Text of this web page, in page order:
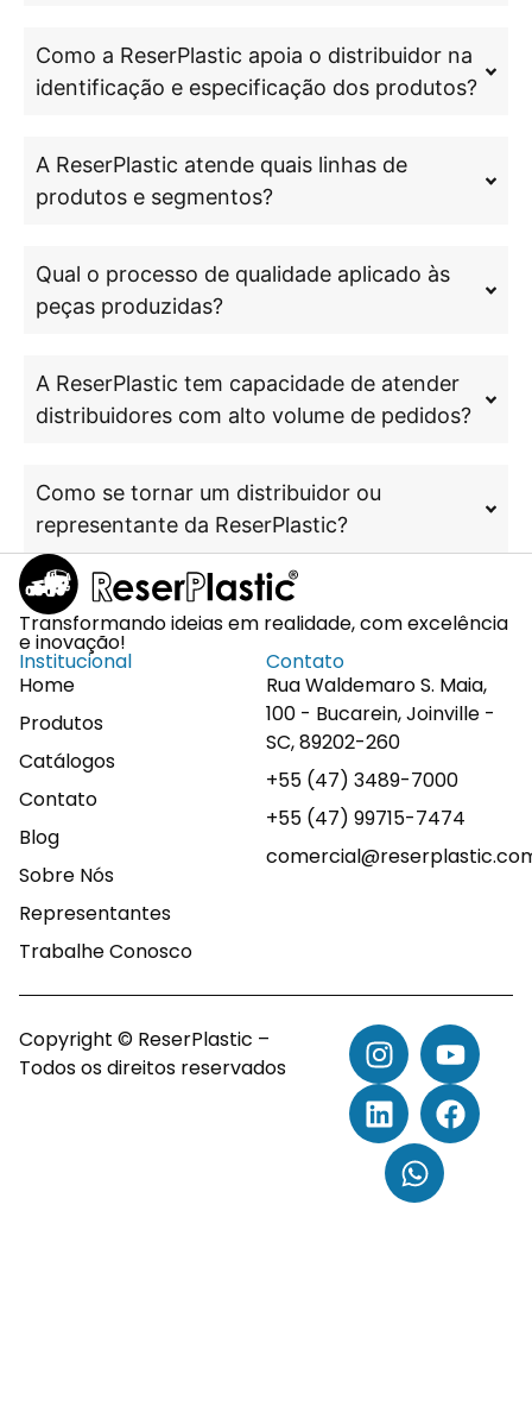
Como a ReserPlastic apoia o distribuidor na
identificação e especificação dos produtos?
A ReserPlastic atende quais linhas de
produtos e segmentos?
Qual o processo de qualidade aplicado às
peças produzidas?
A ReserPlastic tem capacidade de atender
distribuidores com alto volume de pedidos?
Como se tornar um distribuidor ou
representante da ReserPlastic?
Transformando ideias em realidade, com excelência
e inovação!
Institucional
Home
Produtos
Catálogos
Contato
Blog
Sobre Nós
Representantes
Trabalhe Conosco
Contato
Rua Waldemaro S. Maia,
100 - Bucarein, Joinville -
SC, 89202-260
+55 (47) 3489-7000
+55 (47) 99715-7474
Copyright © ReserPlastic –
Todos os direitos reservados